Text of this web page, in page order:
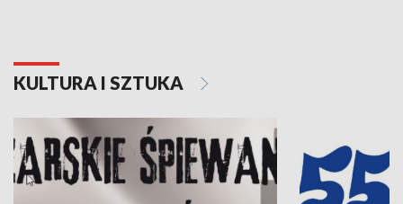
KULTURA I SZTUKA